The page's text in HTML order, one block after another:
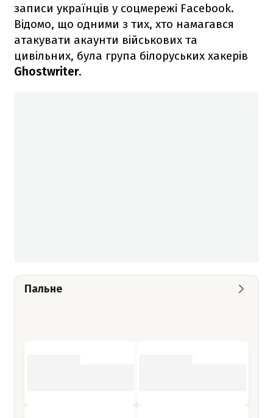
записи українців у соцмережі Facebook.
Відомо, що одними з тих, хто намагався
атакувати акаунти військових та
цивільних, була група білоруських хакерів
Ghostwriter.
Пальне